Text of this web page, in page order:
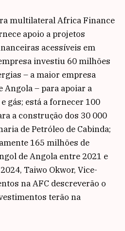
multilateral Africa Finance
apoio a projetos
acessíveis em
investiu 60 milhões
– a maior empresa
Angola – para apoiar a
gás; está a fornecer 100
a construção dos 30 000
de Petróleo de Cabinda;
165 milhões de
de Angola entre 2021 e
Taiwo Okwor, Vice-
na AFC descreverão o
terão na